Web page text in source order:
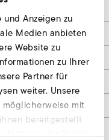
Anzeigen zu
Medien anbieten
Website zu
zu Ihrer
Partner für
weiter. Unsere
mit
bereitgestellt
4x9,5
-
215
279